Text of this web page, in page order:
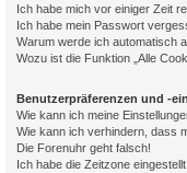
Ich habe mich vor einiger Zeit
Ich habe mein Passwort
Warum werde ich automatisch
Wozu ist die Funktion „Alle
Benutzerpräferenzen und -
Wie kann ich meine
Wie kann ich verhindern, dass
Die Forenuhr geht falsch!
Ich habe die Zeitzone